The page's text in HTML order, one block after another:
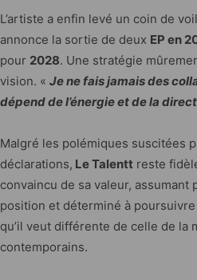
L’artiste a enfin levé un coin de
annonce la sortie de deux EP en
pour 2028. Une stratégie
vision. « Je ne fais jamais des
dépend de l’énergie et de la
Malgré les polémiques suscitées
déclarations, Le Talentt reste
convaincu de sa valeur,
position et déterminé à
qu’il veut différente de celle de la
contemporains.